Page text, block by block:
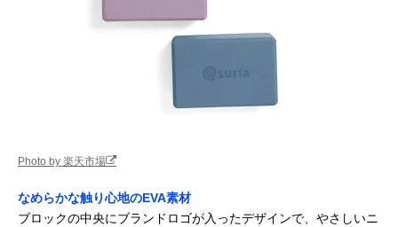
Photo by 楽天市場
なめらかな触り心地のEVA素材
ブロックの中央にブランドロゴが入ったデザインで、やさしいニ